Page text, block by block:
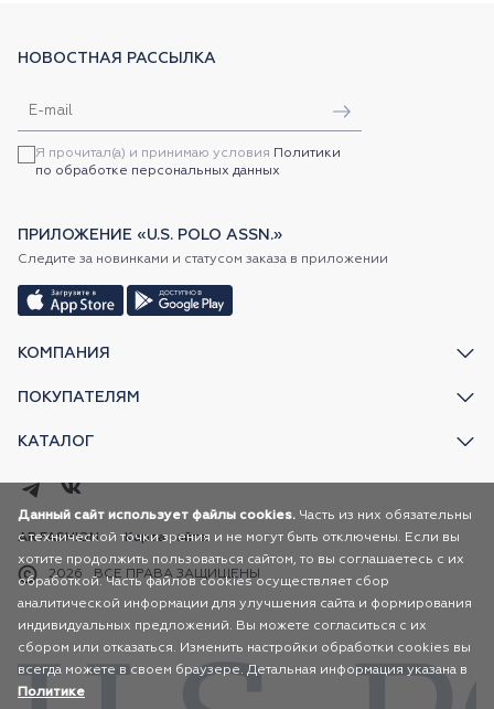
КОМПАНИЯ
ПОКУПАТЕЛЯМ
КАТАЛОГ
НОВОСТНАЯ РАССЫЛКА
Я прочитал(а) и принимаю условия Политики
по обработке персональных данных
ПРИЛОЖЕНИЕ «U.S. POLO ASSN.»
Следите за новинками и статусом заказа в приложении
2026 ВСЕ ПРАВА ЗАЩИЩЕНЫ
AR FASHION Карта сайта
Данный сайт использует файлы cookies. Часть из них обязательны
с технической точки зрения и не могут быть отключены. Если вы
хотите продолжить пользоваться сайтом, то вы соглашаетесь с их
обработкой. Часть файлов cookies осуществляет сбор
аналитической информации для улучшения сайта и формирования
индивидуальных предложений. Вы можете согласиться с их
сбором или отказаться. Изменить настройки обработки cookies вы
всегда можете в своем браузере. Детальная информация указана в
Политике